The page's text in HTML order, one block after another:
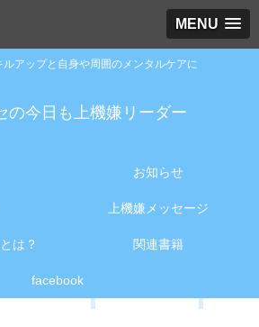
MENU
ルアップと自身や周囲のメンタルケアに
の今日も上機嫌リーダー
お知らせ
上機嫌メッセージ
は？ 関連書籍
facebook